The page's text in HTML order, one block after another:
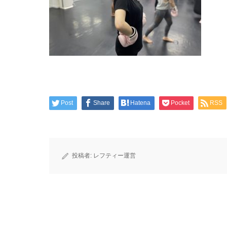
Post Share Hatena Pocket RSS
投稿者: レフティー運営